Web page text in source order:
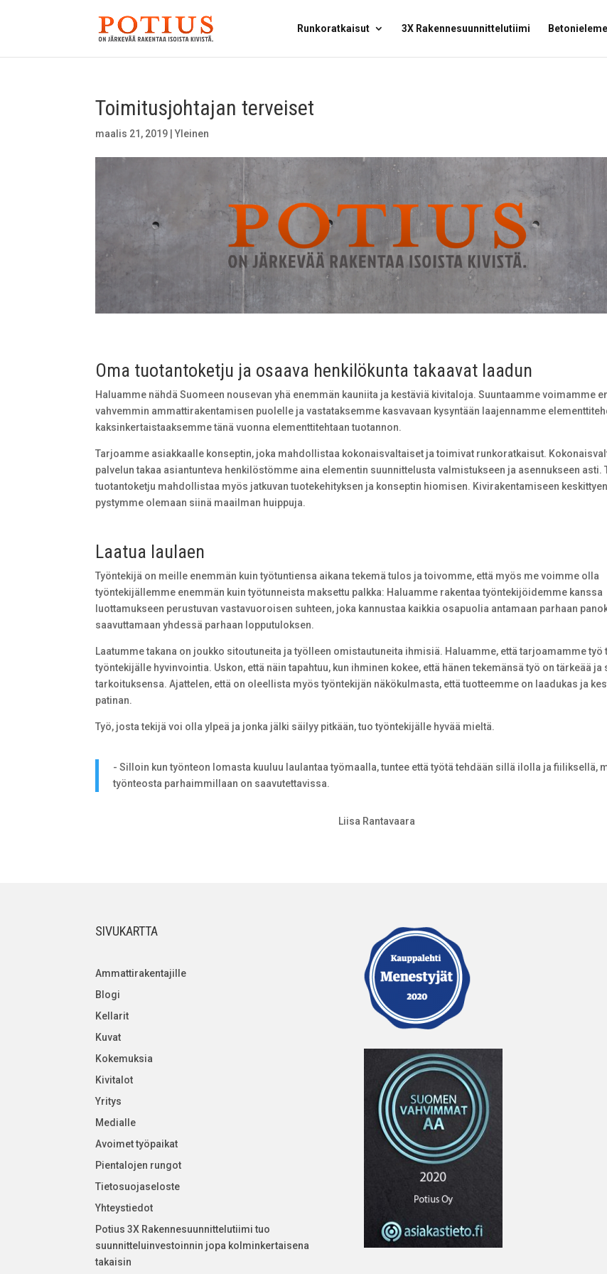
Runkoratkaisut 3X Rakennesuunnittelutiimi
Toimitusjohtajan terveiset
maalis 21, 2019 |Yleinen
Oma tuotantoketju ja osaava henkilökunta takaavat laadun
Haluamme nähdä Suomeen nousevan yhä enemmän kauniita ja kestäviä kivitaloja. Suuntaamme voimamme
vahvemmin ammattirakentamisen puolelle ja vastataksemme kasvavaan kysyntään laajennamme
kaksinkertaistaaksemme tänä vuonna elementtitehtaan tuotannon.
Tarjoamme asiakkaalle konseptin, joka mahdollistaa kokonaisvaltaiset ja toimivat runkoratkaisut.
palvelun takaa asiantunteva henkilöstömme aina elementin suunnittelusta valmistukseen ja asennukseen asti.
tuotantoketju mahdollistaa myös jatkuvan tuotekehityksen ja konseptin hiomisen. Kivirakentamiseen keskittyen
pystymme olemaan siinä maailman huippuja.
Laatua laulaen
Työntekijä on meille enemmän kuin työtuntiensa aikana tekemä tulos ja toivomme, että myös me voimme olla
työntekijällemme enemmän kuin työtunneista maksettu palkka: Haluamme rakentaa työntekijöidemme kanssa
luottamukseen perustuvan vastavuoroisen suhteen, joka kannustaa kaikkia osapuolia antamaan parhaan
saavuttamaan yhdessä parhaan lopputuloksen.
Laatumme takana on joukko sitoutuneita ja työlleen omistautuneita ihmisiä. Haluamme, että tarjoamamme työ
työntekijälle hyvinvointia. Uskon, että näin tapahtuu, kun ihminen kokee, että hänen tekemänsä työ on tärkeää ja
tarkoituksensa. Ajattelen, että on oleellista myös työntekijän näkökulmasta, että tuotteemme on laadukas ja
patinan.
Työ, josta tekijä voi olla ylpeä ja jonka jälki säilyy pitkään, tuo työntekijälle hyvää mieltä.
­- Silloin kun työnteon lomasta kuuluu laulantaa työmaalla, tuntee että työtä tehdään sillä ilolla ja fiiliksellä,
työnteosta parhaimmillaan on saavutettavissa.
Liisa Rantavaara
SIVUKARTTA
Ammattirakentajille
Blogi
Kellarit
Kuvat
Kokemuksia
Kivitalot
Yritys
Medialle
Avoimet työpaikat
Pientalojen rungot
Tietosuojaseloste
Yhteystiedot
Potius 3X Rakennesuunnittelutiimi tuo
suunnitteluinvestoinnin jopa kolminkertaisena
takaisin